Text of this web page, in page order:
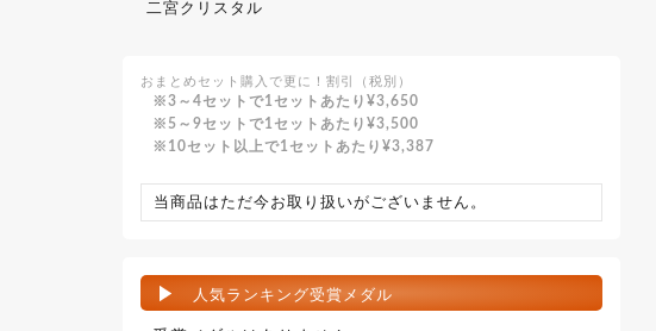
二宮クリスタル
おまとめセット購入で更に！割引（税別）
3～4セットで1セットあたり ¥3,650
5～9セットで1セットあたり ¥3,500
10セット以上で1セットあたり ¥3,387
当商品はただ今お取り扱いがございません。
人気ランキング受賞メダル